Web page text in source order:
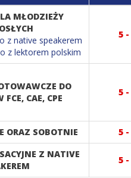
MŁODZIEŻY
z native speakerem
z lektorem polskim
5
DO
CAE, CPE
5
ORAZ SOBOTNIE
5
Z NATIVE
5